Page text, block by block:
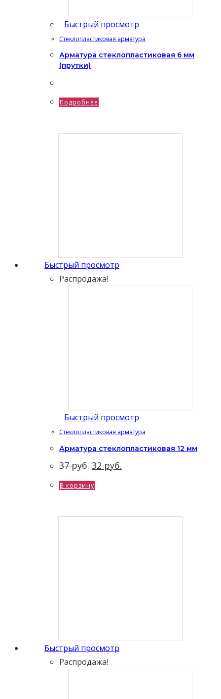
Быстрый просмотр
Стеклопластиковая арматура
Арматура cтеклопластиковая 6 мм
(прутки)
Подробнее
Быстрый просмотр
Распродажа!
Быстрый просмотр
Стеклопластиковая арматура
Арматура cтеклопластиковая 12 мм
37руб. Первоначальная
цена
составляла
37 руб..
32 руб.
цена:
В корзину
Быстрый просмотр
Распродажа!